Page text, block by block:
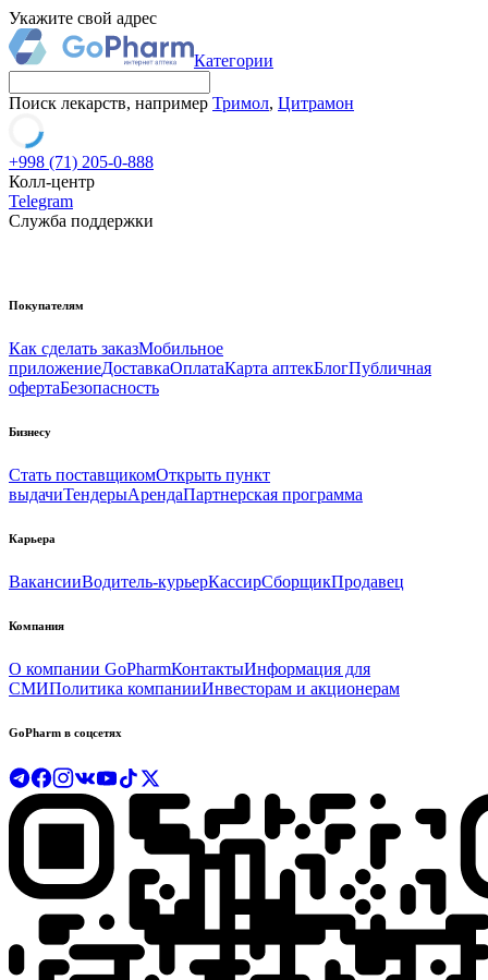
Укажите свой адрес
Категории
Поиск лекарств, например Тримол, Цитрамон
+998 (71) 205-0-888
Колл-центр
Telegram
Служба поддержки
Покупателям
Как сделать заказМобильное
приложениеДоставкаОплатаКарта аптекБлогПубличная
офертаБезопасность
Бизнесу
Стать поставщикомОткрыть пункт
выдачиТендерыАрендаПартнерская программа
Карьера
ВакансииВодитель-курьерКассирСборщикПродавец
Компания
О компании GoPharmКонтактыИнформация для
СМИПолитика компанииИнвесторам и акционерам
GoPharm в соцсетях